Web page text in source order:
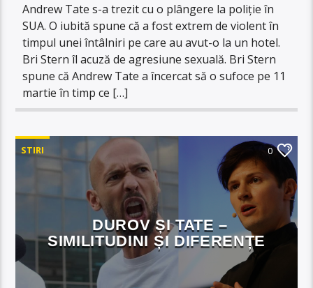
Andrew Tate s-a trezit cu o plângere la poliție în
SUA. O iubită spune că a fost extrem de violent în
timpul unei întâlniri pe care au avut-o la un hotel.
Bri Stern îl acuză de agresiune sexuală. Bri Stern
spune că Andrew Tate a încercat să o sufoce pe 11
martie în timp ce […]
STIRI 0
DUROV ȘI TATE –
SIMILITUDINI ȘI DIFERENȚE